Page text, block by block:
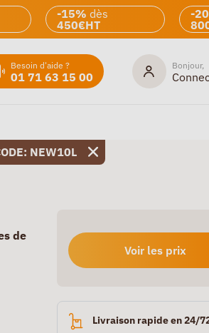
-15% dès
450€HT
-
Besoin d'aide ?
01 71 63 15 00
Bonjour,
NEW10L
de
Voir les prix
Livraison rapide en 24/